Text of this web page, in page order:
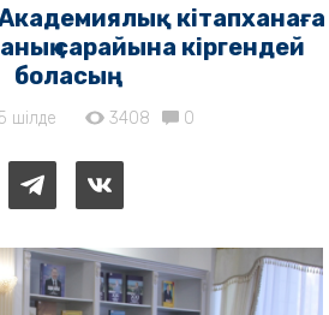
кітапханаға
сарайына кіргендей
боласың
шілде 3408 0